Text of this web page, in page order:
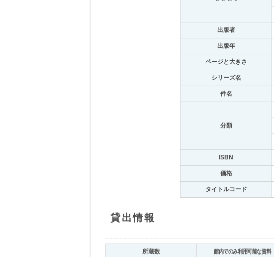
出版者
出版年
ページと大きさ
シリーズ名
件名
分類
ISBN
価格
タイトルコード
貸出情報
所蔵数 館内でのみ利用可能な資料